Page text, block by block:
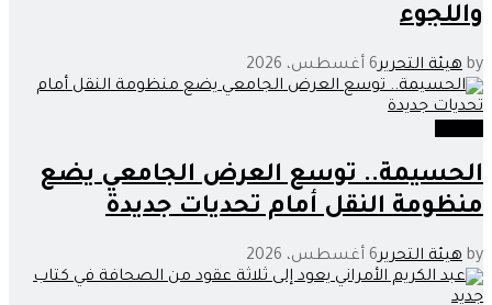
واللجوء
by هيئة التحرير6 أغسطس، 2026
الحسيمة.. توسع العرض الجامعي يضع
منظومة النقل أمام تحديات جديدة
by هيئة التحرير6 أغسطس، 2026